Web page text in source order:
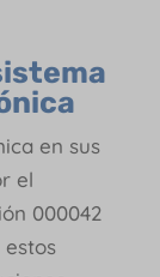
en sus
el
000042